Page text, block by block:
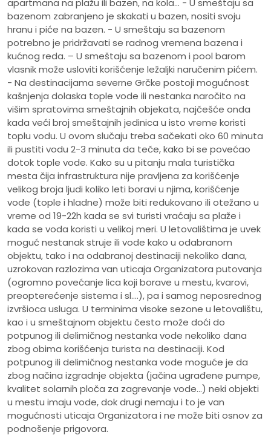
apartmana na plažu ili bazen, na kola... - U smeštaju sa
bazenom zabranjeno je skakati u bazen, nositi svoju
hranu i piće na bazen. - U smeštaju sa bazenom
potrebno je pridržavati se radnog vremena bazena i
kućnog reda. – U smeštaju sa bazenom i pool barom
vlasnik može usloviti korišćenje ležaljki naručenim pićem.
- Na destinacijama severne Grčke postoji mogućnost
kašnjenja dolaska tople vode ili nestanka naročito na
višim spratovima smeštajnih objekata, najčešće onda
kada veći broj smeštajnih jedinica u isto vreme koristi
toplu vodu. U ovom slučaju treba sačekati oko 60 minuta
ili pustiti vodu 2-3 minuta da teče, kako bi se povećao
dotok tople vode. Kako su u pitanju mala turistička
mesta čija infrastruktura nije pravljena za korišćenje
velikog broja ljudi koliko leti boravi u njima, korišćenje
vode (tople i hladne) može biti redukovano ili otežano u
vreme od 19-22h kada se svi turisti vraćaju sa plaže i
kada se voda koristi u velikoj meri. U letovalištima je uvek
moguć nestanak struje ili vode kako u odabranom
objektu, tako i na odabranoj destinaciji nekoliko dana,
uzrokovan razlozima van uticaja Organizatora putovanja
(ogromno povećanje lica koji borave u mestu, kvarovi,
preopterećenje sistema i sl.…), pa i samog neposrednog
izvršioca usluga. U terminima visoke sezone u letovalištu,
kao i u smeštajnom objektu često može doći do
potpunog ili delimičnog nestanka vode nekoliko dana
zbog obima korišćenja turista na destinaciji. Kod
potpunog ili delimičnog nestanka vode moguće je da
zbog načina izgradnje objekta (jačina ugrađene pumpe,
kvalitet solarnih ploča za zagrevanje vode…) neki objekti
u mestu imaju vode, dok drugi nemaju i to je van
mogućnosti uticaja Organizatora i ne može biti osnov za
podnošenje prigovora.